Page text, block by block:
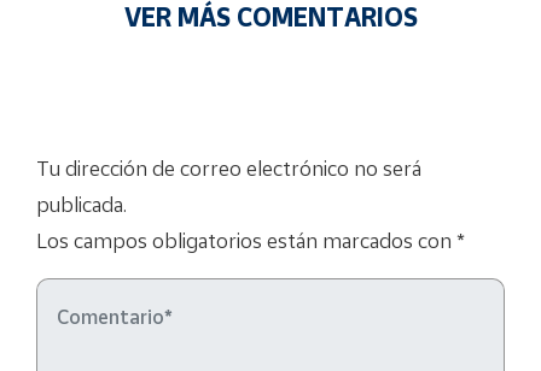
VER MÁS COMENTARIOS
Tu dirección de correo electrónico no será
publicada.
Los campos obligatorios están marcados con *